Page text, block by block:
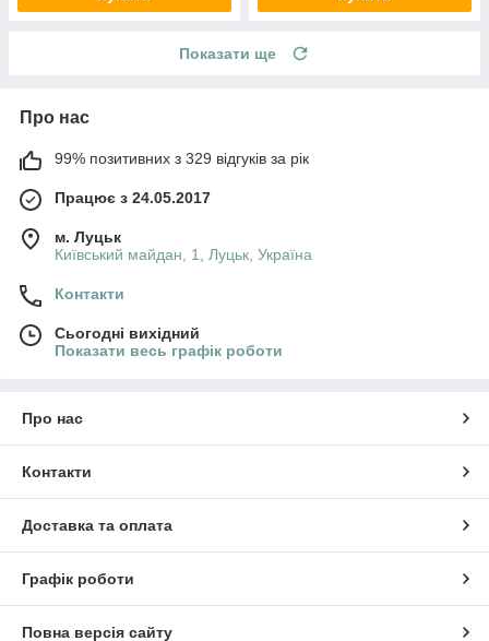
Показати ще
Про нас
99% позитивних з 329 відгуків за рік
Працює з 24.05.2017
м. Луцьк
Київський майдан, 1, Луцьк, Україна
Контакти
Сьогодні вихідний
Показати весь графік роботи
Про нас
Контакти
Доставка та оплата
Графік роботи
Повна версія сайту